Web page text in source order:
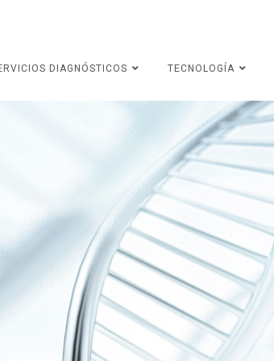
DIAGNÓSTICOS
TECNOLOGÍA